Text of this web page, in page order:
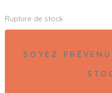
Rupture de stock
SOYEZ